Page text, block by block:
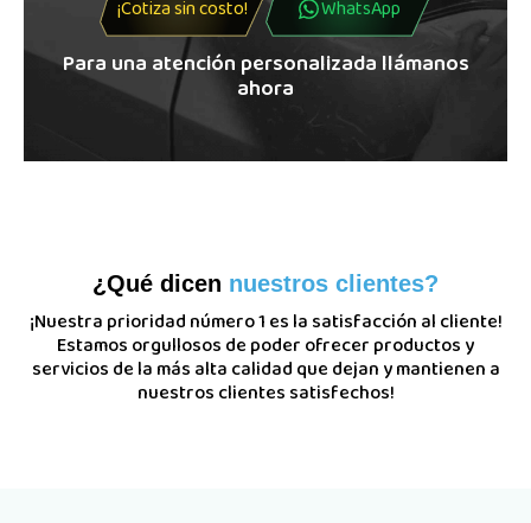
¡Cotiza sin costo! WhatsApp
Para una atención personalizada llámanos
ahora
¿Qué dicen nuestros clientes?
¡Nuestra prioridad número 1 es la satisfacción al cliente!
Estamos orgullosos de poder ofrecer productos y
servicios de la más alta calidad que dejan y mantienen a
nuestros clientes satisfechos!